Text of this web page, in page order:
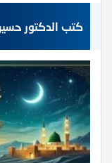
كتب الدكتور